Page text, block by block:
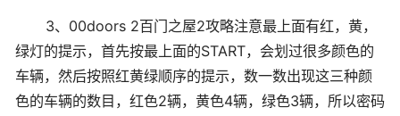
3、00doors 2百门之屋2攻略注意最上面有红，黄，
绿灯的提示，首先按最上面的START，会划过很多颜色的
车辆，然后按照红黄绿顺序的提示，数一数出现这三种颜
色的车辆的数目，红色2辆，黄色4辆，绿色3辆，所以密码